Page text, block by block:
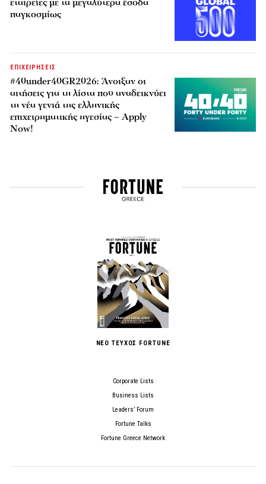
παγκοσμίως
ΕΠΙΧΕΙΡΗΣΕΙΣ
#40under40GR2026: Άνοιξαν οι
αιτήσεις για τη λίστα που αναδεικνύει
τη νέα γενιά της ελληνικής
επιχειρηματικής ηγεσίας – Apply
Now!
ΝΕΟ ΤΕΥΧΟΣ FORTUNE
Corporate Lists
Business Lists
Leaders’ Forum
Fortune Talks
Fortune Greece Network